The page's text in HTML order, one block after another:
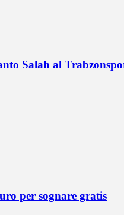
Salah al
per sognare gratis